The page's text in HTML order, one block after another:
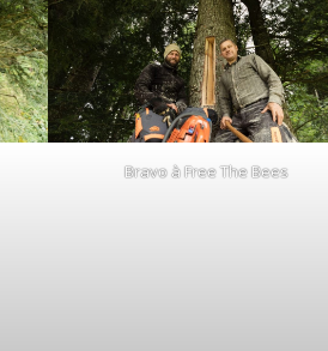
Bravo à Free The Bees